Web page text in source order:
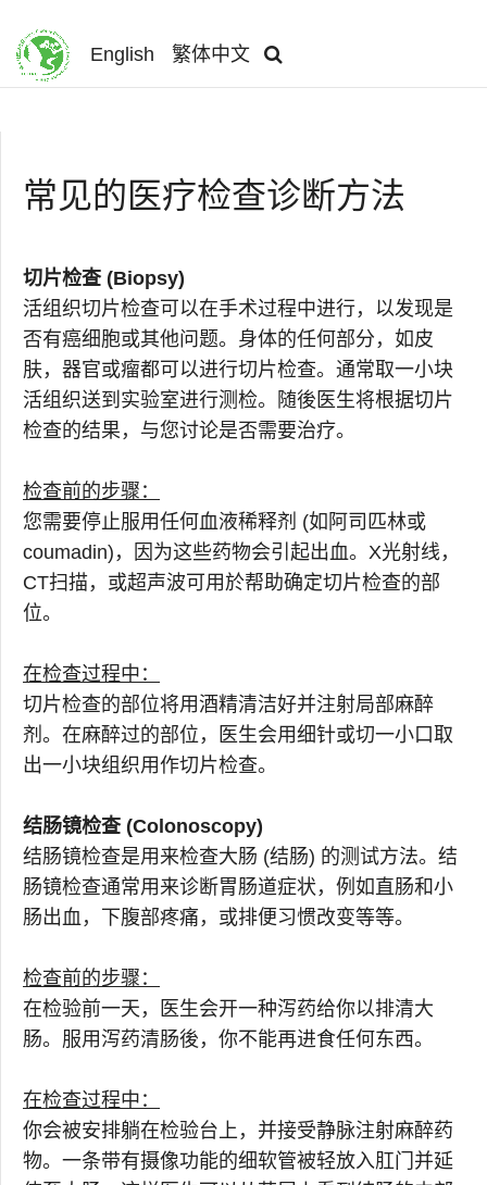
English 繁体中文
常见的医疗检查诊断方法
切片检查 (Biopsy)
活组织切片检查可以在手术过程中进行，以发现是
否有癌细胞或其他问题。身体的任何部分，如皮
肤，器官或瘤都可以进行切片检查。通常取一小块
活组织送到实验室进行测检。随後医生将根据切片
检查的结果，与您讨论是否需要治疗。
检查前的步骤：
您需要停止服用任何血液稀释剂 (如阿司匹林或
coumadin)，因为这些药物会引起出血。X光射线，
CT扫描，或超声波可用於帮助确定切片检查的部
位。
在检查过程中：
切片检查的部位将用酒精清洁好并注射局部麻醉
剂。在麻醉过的部位，医生会用细针或切一小口取
出一小块组织用作切片检查。
结肠镜检查 (Colonoscopy)
结肠镜检查是用来检查大肠 (结肠) 的测试方法。结
肠镜检查通常用来诊断胃肠道症状，例如直肠和小
肠出血，下腹部疼痛，或排便习惯改变等等。
检查前的步骤：
在检验前一天，医生会开一种泻药给你以排清大
肠。服用泻药清肠後，你不能再进食任何东西。
在检查过程中：
你会被安排躺在检验台上，并接受静脉注射麻醉药
物。一条带有摄像功能的细软管被轻放入肛门并延